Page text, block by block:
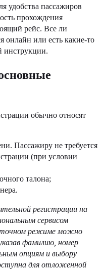
удобства пассажиров
прохождения
рейс. Все ли
онлайн или есть какие-то
инструкции.
обычно относят
Пассажиру не требуется
(при условии
талона;
регистрации на
сервисом
режиме можно
фамилию, номер
опциям и выбору
для отложенной